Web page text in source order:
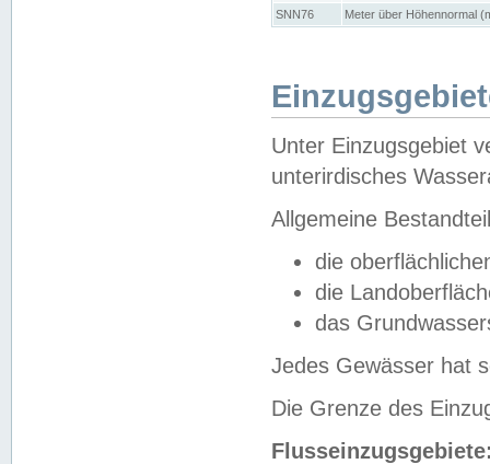
SNN76
Meter über Höhennormal
Unter Einzugsgebiet
unterirdisches
Allgemeine
die
die
das
Jedes Gewässer hat
Die Grenze des